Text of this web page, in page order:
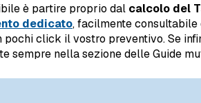
è partire proprio dal calcolo del
dedicato, facilmente consultabile
click il vostro preventivo. Se
sempre nella sezione delle Guide